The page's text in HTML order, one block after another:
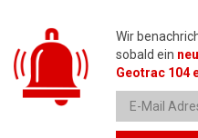
Wir
sobald ein
Geotrac 104